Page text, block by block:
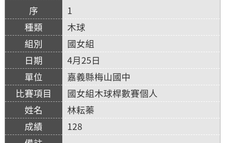
1
木球
國女組
4月25日
嘉義縣梅山國中
國女組木球桿數賽個人
林耘蓁
128